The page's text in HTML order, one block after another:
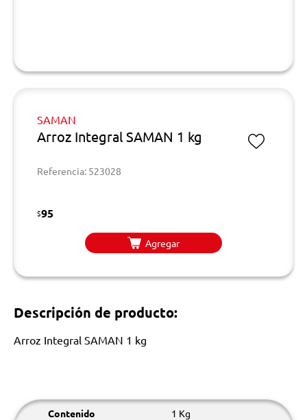
SAMAN
Arroz Integral SAMAN 1 kg
Referencia: 523028
$95
Agregar
Descripción de producto:
Arroz Integral SAMAN 1 kg
Contenido 1 Kg